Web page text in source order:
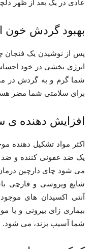
عادی در یک بعد از ظهر
بهبود گردش خون
پس از نوشیدن یک فنجان
انرژی بخشی در خود
شما گرم و به گردش در
برای سلامتی شما مضر
افزایش دهنده ی
اکثر مواد تشکیل دهنده
یک ضد عفونی کننده و
می شود چای دارچین
شایع ویروسی و قارچی
آنتی اکسیدان های
بیماری زای بیرونی و یا
شما آسیب بزند، می شود.